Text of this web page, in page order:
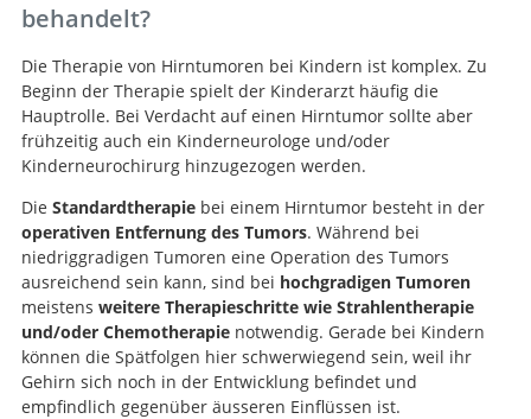
behandelt?
Die Therapie von Hirntumoren bei Kindern ist komplex. Zu
Beginn der Therapie spielt der Kinderarzt häufig die
Hauptrolle. Bei Verdacht auf einen Hirntumor sollte aber
frühzeitig auch ein Kinderneurologe und/oder
Kinderneurochirurg hinzugezogen werden.
Die Standardtherapie bei einem Hirntumor besteht in der
operativen Entfernung des Tumors. Während bei
niedriggradigen Tumoren eine Operation des Tumors
ausreichend sein kann, sind bei hochgradigen Tumoren
meistens weitere Therapieschritte wie Strahlentherapie
und/oder Chemotherapienotwendig. Gerade bei Kindern
können die Spätfolgen hier schwerwiegend sein, weil ihr
Gehirn sich noch in der Entwicklung befindet und
empfindlich gegenüber äusseren Einflüssen ist.